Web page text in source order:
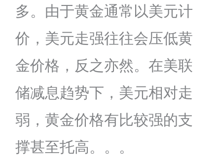
多。由于黄金通常以美元计
价，美元走强往往会压低黄
金价格，反之亦然。在美联
储减息趋势下，美元相对走
弱，黄金价格有比较强的支
撑甚至托高。。。